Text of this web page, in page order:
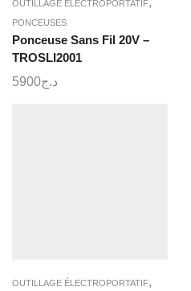
OUTILLAGE ÉLECTROPORTATIF
PONCEUSES
Ponceuse Sans Fil 20V –
TROSLI2001
د.ج5900
OUTILLAGE ÉLECTROPORTATIF,